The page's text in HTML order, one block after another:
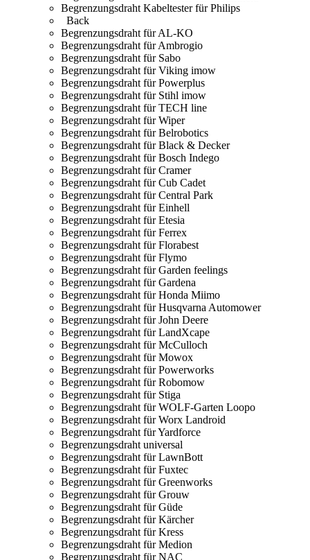
Begrenzungsdraht Kabeltester für Philips
Back
Begrenzungsdraht für AL-KO
Begrenzungsdraht für Ambrogio
Begrenzungsdraht für Sabo
Begrenzungsdraht für Viking imow
Begrenzungsdraht für Powerplus
Begrenzungsdraht für Stihl imow
Begrenzungsdraht für TECH line
Begrenzungsdraht für Wiper
Begrenzungsdraht für Belrobotics
Begrenzungsdraht für Black & Decker
Begrenzungsdraht für Bosch Indego
Begrenzungsdraht für Cramer
Begrenzungsdraht für Cub Cadet
Begrenzungsdraht für Central Park
Begrenzungsdraht für Einhell
Begrenzungsdraht für Etesia
Begrenzungsdraht für Ferrex
Begrenzungsdraht für Florabest
Begrenzungsdraht für Flymo
Begrenzungsdraht für Garden feelings
Begrenzungsdraht für Gardena
Begrenzungsdraht für Honda Miimo
Begrenzungsdraht für Husqvarna Automower
Begrenzungsdraht für John Deere
Begrenzungsdraht für LandXcape
Begrenzungsdraht für McCulloch
Begrenzungsdraht für Mowox
Begrenzungsdraht für Powerworks
Begrenzungsdraht für Robomow
Begrenzungsdraht für Stiga
Begrenzungsdraht für WOLF-Garten Loopo
Begrenzungsdraht für Worx Landroid
Begrenzungsdraht für Yardforce
Begrenzungsdraht universal
Begrenzungsdraht für LawnBott
Begrenzungsdraht für Fuxtec
Begrenzungsdraht für Greenworks
Begrenzungsdraht für Grouw
Begrenzungsdraht für Güde
Begrenzungsdraht für Kärcher
Begrenzungsdraht für Kress
Begrenzungsdraht für Medion
Begrenzungsdraht für NAC